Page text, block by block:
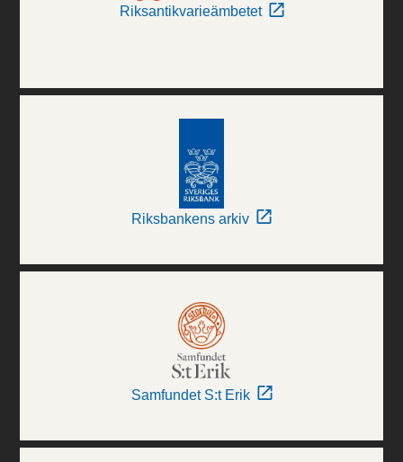
Riksantikvarieämbetet
Riksbankens arkiv
Samfundet S:t Erik